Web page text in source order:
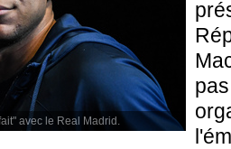
avec le Real Madrid.